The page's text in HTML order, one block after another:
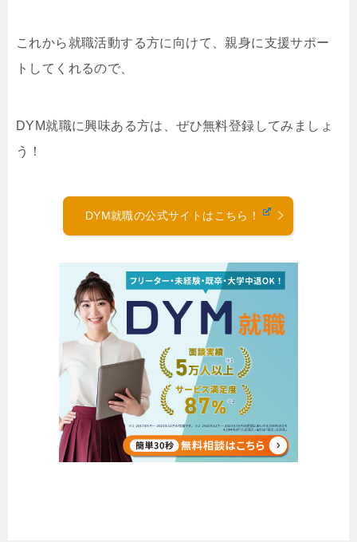
これから就職活動する方に向けて、親身に支援サポー
トしてくれるので、
DYM就職に興味ある方は、ぜひ無料登録してみましょ
う！
DYM就職の公式サイトはこちら！